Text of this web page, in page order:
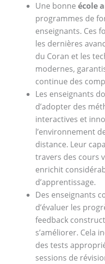
Une bonne école
programmes de
enseignants. Ces
les dernières
du Coran et les
modernes,
continue des
Les enseignants
d’adopter des
interactives et
l’environnement
distance. Leur
travers des cours
enrichit
d’apprentissage.
Des enseignants
d’évaluer les
feedback
s’améliorer. Cela
des tests
sessions de